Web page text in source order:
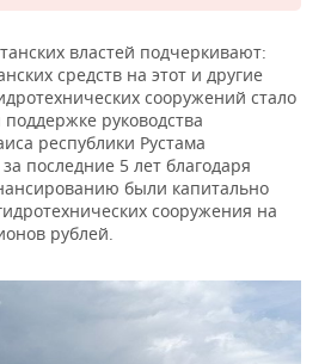
властей подчеркивают:
средств на этот и другие
сооружений стало
руководства
республики Рустама
последние 5 лет благодаря
были капитально
сооружения на
рублей.